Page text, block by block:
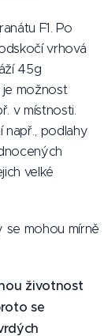
F1. Po
vrhová
45g
je možnost
v místnosti.
např., podlahy
velké
se mohou mírně
životnost
se